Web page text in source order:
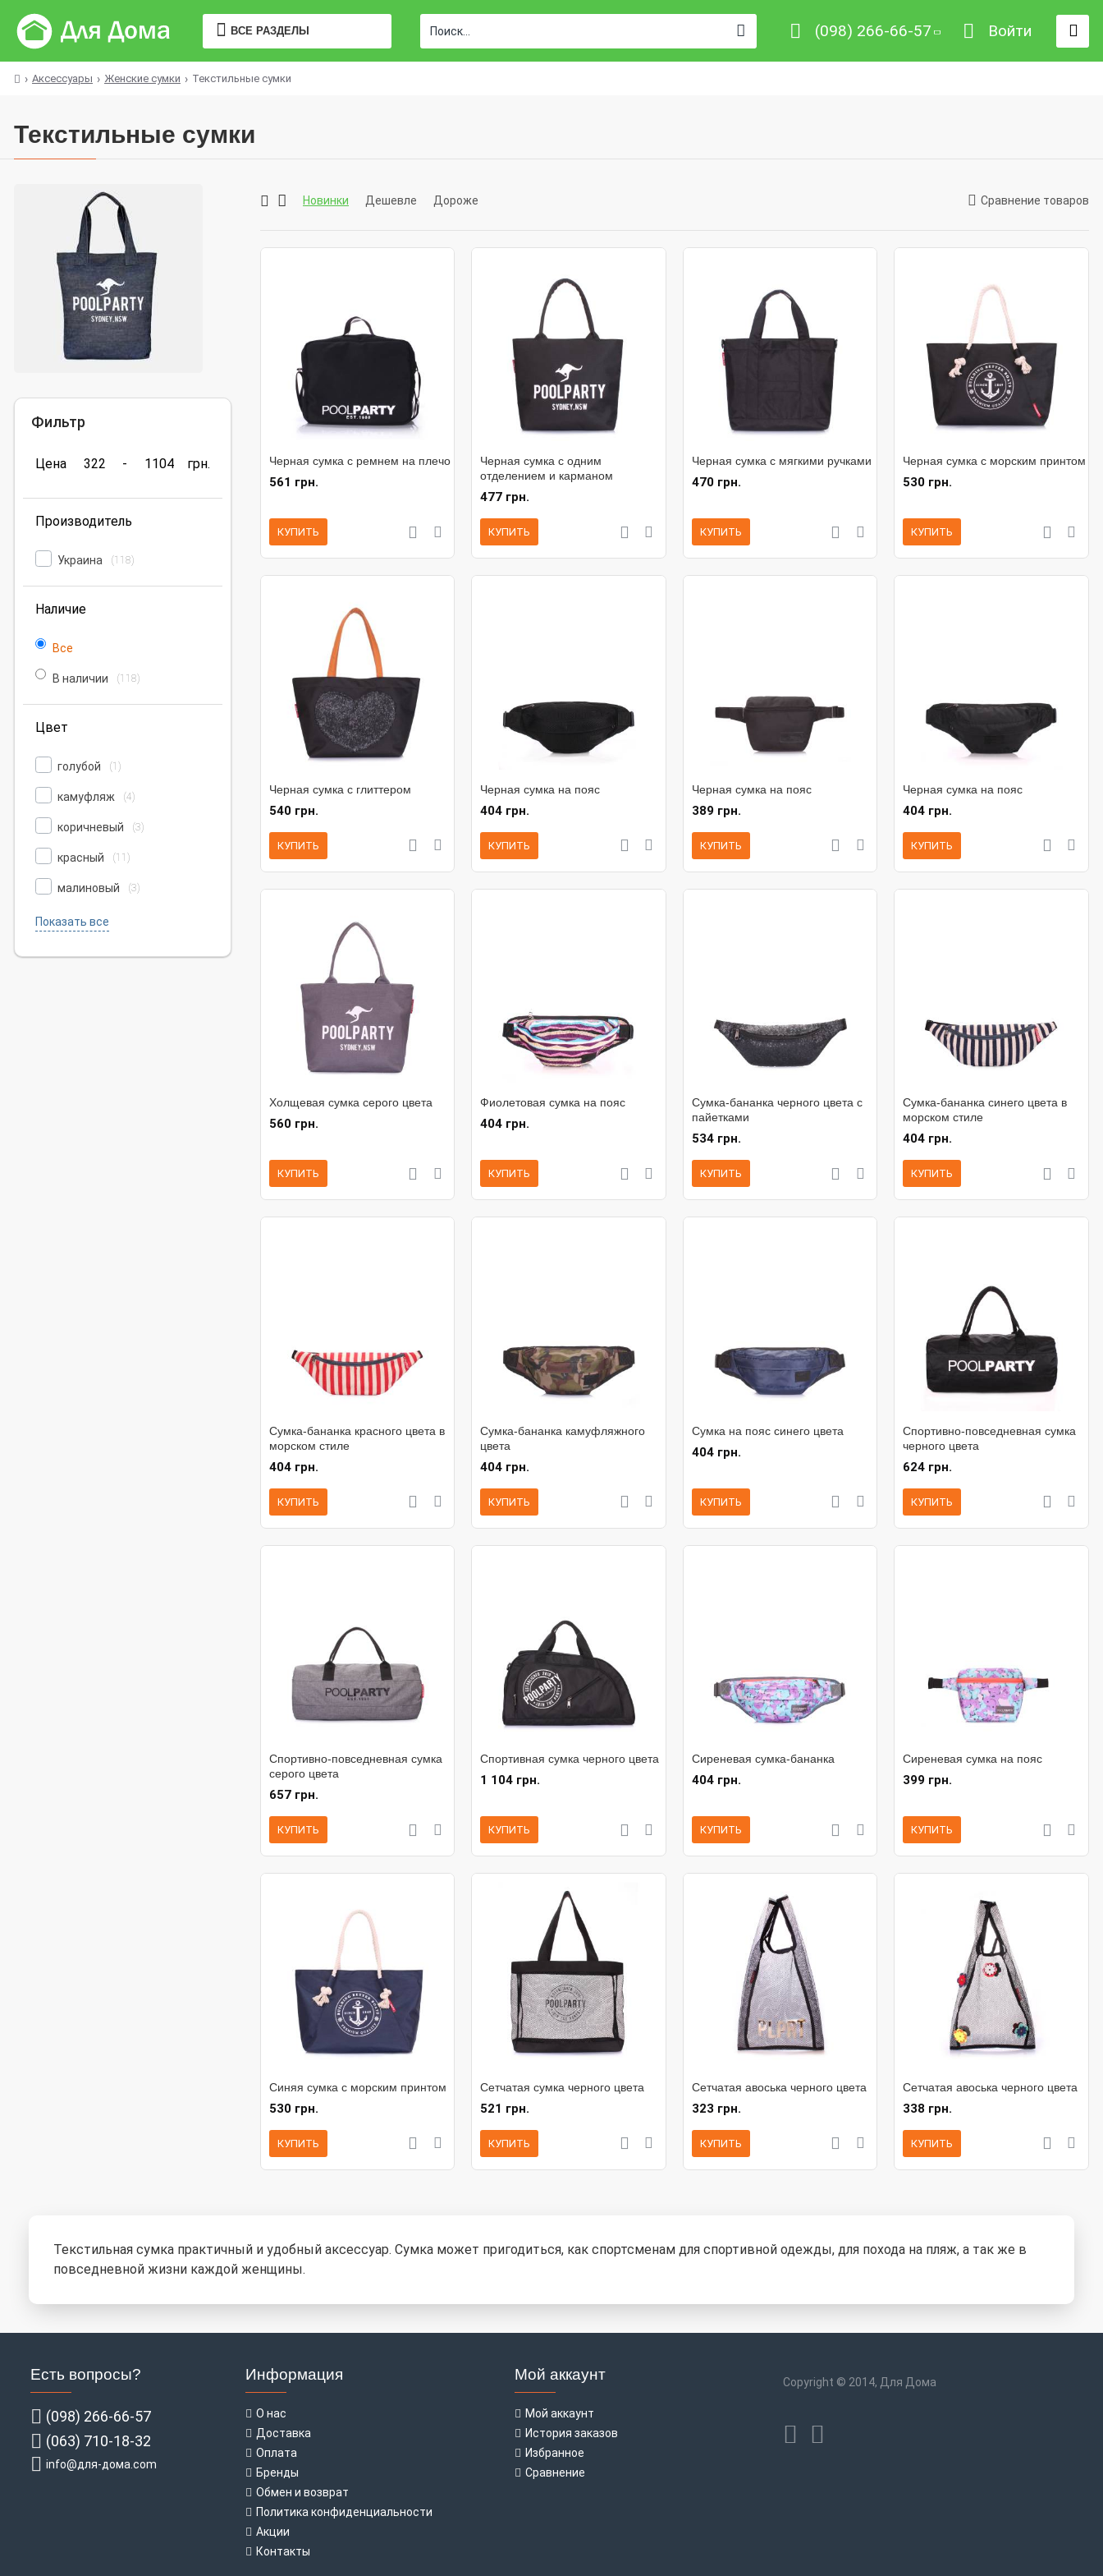
ВСЕ РАЗДЕЛЫ (098) 266-66-57 Войти
Аксессуары Женские сумки Текстильные сумки
Текстильные сумки
Фильтр
Цена 322 - 1104 грн.
Производитель
Украина (118)
Наличие
Все
В наличии (118)
Цвет
голубой (1)
камуфляж (4)
коричневый (3)
красный (11)
малиновый (3)
Показать все
Новинки Дешевле Дороже Сравнение товаров
Черная сумка с ремнем на плечо
561 грн.
КУПИТЬ
Черная сумка с одним
отделением и карманом
477 грн.
КУПИТЬ
Черная сумка с мягкими ручками
470 грн.
КУПИТЬ
Черная сумка с морским принтом
530 грн.
КУПИТЬ
Черная сумка с глиттером
540 грн.
КУПИТЬ
Черная сумка на пояс
404 грн.
КУПИТЬ
Черная сумка на пояс
389 грн.
КУПИТЬ
Черная сумка на пояс
404 грн.
КУПИТЬ
Холщевая сумка серого цвета
560 грн.
КУПИТЬ
Фиолетовая сумка на пояс
404 грн.
КУПИТЬ
Сумка-бананка черного цвета с
пайетками
534 грн.
КУПИТЬ
Сумка-бананка синего цвета в
морском стиле
404 грн.
КУПИТЬ
Сумка-бананка красного цвета в
морском стиле
404 грн.
КУПИТЬ
Сумка-бананка камуфляжного
цвета
404 грн.
КУПИТЬ
Сумка на пояс синего цвета
404 грн.
КУПИТЬ
Спортивно-повседневная сумка
черного цвета
624 грн.
КУПИТЬ
Спортивно-повседневная сумка
серого цвета
657 грн.
КУПИТЬ
Спортивная сумка черного цвета
1 104 грн.
КУПИТЬ
Сиреневая сумка-бананка
404 грн.
КУПИТЬ
Сиреневая сумка на пояс
399 грн.
КУПИТЬ
Синяя сумка с морским принтом
530 грн.
КУПИТЬ
Сетчатая сумка черного цвета
521 грн.
КУПИТЬ
Сетчатая авоська черного цвета
323 грн.
КУПИТЬ
Сетчатая авоська черного цвета
338 грн.
КУПИТЬ
Текстильная сумка практичный и удобный аксессуар. Сумка может пригодиться, как спортсменам для спортивной одежды, для похода на пляж, а так же в
повседневной жизни каждой женщины.
Есть вопросы?
(098) 266-66-57
(063) 710-18-32
info@для-дома.com
Информация
О нас
Доставка
Оплата
Бренды
Обмен и возврат
Политика конфиденциальности
Акции
Контакты
Мой аккаунт
Мой аккаунт
История заказов
Избранное
Сравнение
Copyright © 2014, Для Дома